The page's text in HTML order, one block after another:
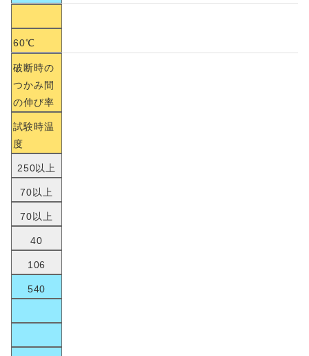
60℃
破断時の
つかみ間
の伸び率
試験時温
度
250以上
70以上
70以上
40
106
540